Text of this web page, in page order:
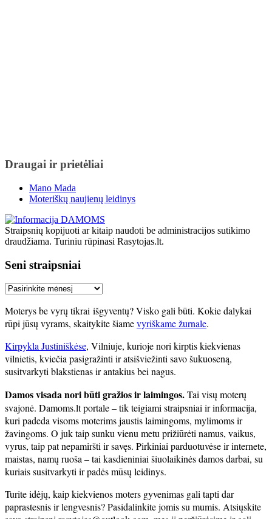
Draugai ir prietėliai
Mano Mada
Moteriškų naujienų leidinys
Straipsnių kopijuoti ar kitaip naudoti be administracijos sutikimo
draudžiama. Turiniu rūpinasi Rasytojas.lt.
Seni straipsniai
Seni
Moterys be vyrų tikrai išgyventų? Visko gali būti. Kokie dalykai
rūpi jūsų vyrams, skaitykite šiamevyriškame žurnale.
Kirpykla Justiniškėse, Vilniuje, kurioje nori kirptis kiekvienas
vilnietis, kviečia pasigražinti ir atsišviežinti savo šukuoseną,
susitvarkyti blakstienas ir antakius bei nagus.
Damos visada nori būti gražios ir laimingos.Tai visų moterų
svajonė. Damoms.lt portale – tik teigiami straipsniai ir informacija,
kuri padeda visoms moterims jaustis laimingoms, mylimoms ir
žavingoms. O juk taip sunku vienu metu prižiūrėti namus, vaikus,
vyrus, taip pat nepamiršti ir savęs. Pirkiniai parduotuvėse ir internete,
maistas, namų ruoša – tai kasdieniniai šiuolaikinės damos darbai, su
kuriais susitvarkyti ir padės mūsų leidinys.
Turite idėjų, kaip kiekvienos moters gyvenimas gali tapti dar
paprastesnis ir lengvesnis? Pasidalinkite jomis su mumis. Atsiųskite